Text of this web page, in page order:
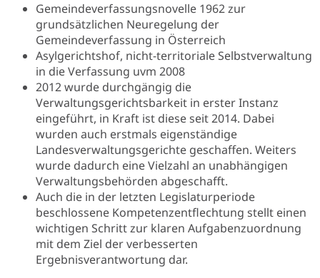
Gemeindeverfassungsnovelle 1962 zur
grundsätzlichen Neuregelung der
Gemeindeverfassung in Österreich
Asylgerichtshof, nicht-territoriale Selbstverwaltung
in die Verfassung uvm 2008
2012 wurde durchgängig die
Verwaltungsgerichtsbarkeit in erster Instanz
eingeführt, in Kraft ist diese seit 2014. Dabei
wurden auch erstmals eigenständige
Landesverwaltungsgerichte geschaffen. Weiters
wurde dadurch eine Vielzahl an unabhängigen
Verwaltungsbehörden abgeschafft.
Auch die in der letzten Legislaturperiode
beschlossene Kompetenzentflechtung stellt einen
wichtigen Schritt zur klaren Aufgabenzuordnung
mit dem Ziel der verbesserten
Ergebnisverantwortung dar.